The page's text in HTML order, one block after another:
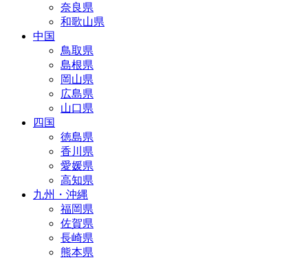
奈良県
和歌山県
中国
鳥取県
島根県
岡山県
広島県
山口県
四国
徳島県
香川県
愛媛県
高知県
九州・沖縄
福岡県
佐賀県
長崎県
熊本県